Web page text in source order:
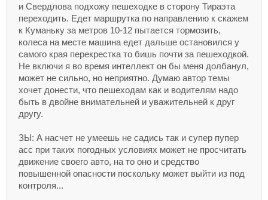
и Свердлова подхожу пешеходке в сторону Тираэта
переходить. Едет маршрутка по направлению к скажем
к Куманьку за метров 10-12 пытается тормозить,
колеса на месте машина едет дальше остановился у
самого края перекрестка то бишь почти за пешеходкой.
Не включи я во время интеллект он бы меня долбанул,
может не сильно, но неприятно. Думаю автор темы
хочет донести, что пешеходам как и водителям надо
быть в двойне внимательней и уважительней к друг
другу.
ЗЫ: А насчет не умеешь не садись так и супер пупер
асс при таких погодных условиях может не просчитать
движение своего авто, на то оно и средство
повышенной опасности поскольку может выйти из под
контроля...